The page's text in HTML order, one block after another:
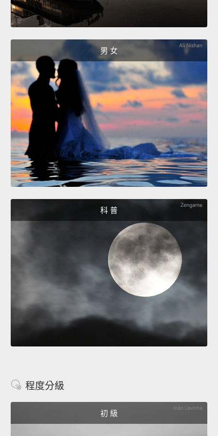
男 女
科 普
程度分級
初 級